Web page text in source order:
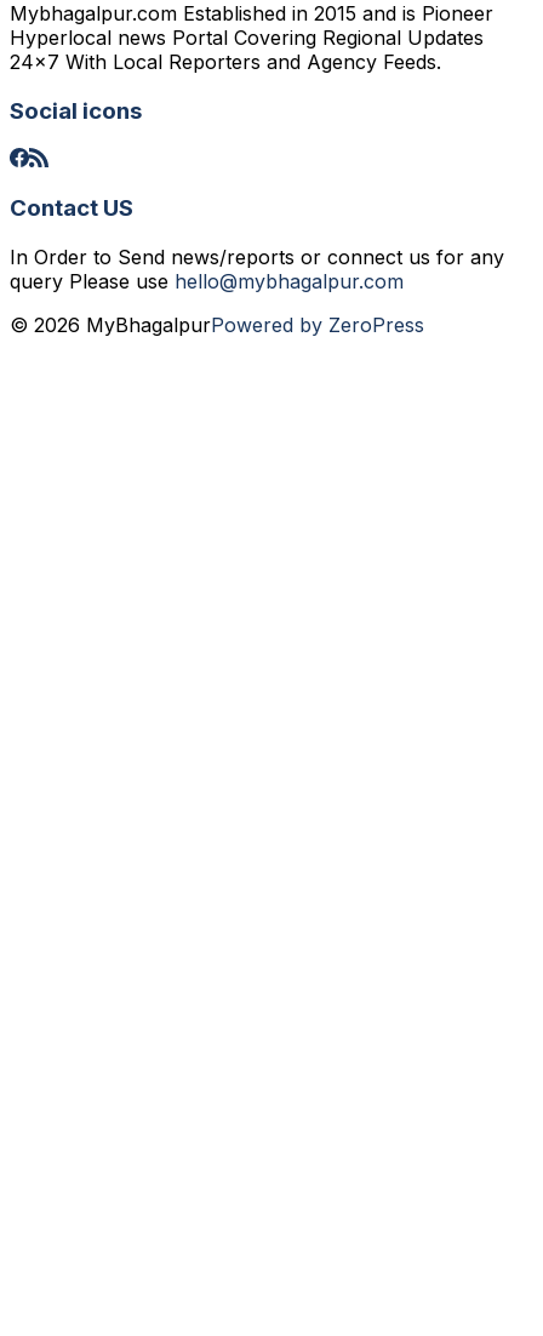
Mybhagalpur.com Established in 2015 and is Pioneer
Hyperlocal news Portal Covering Regional Updates
24x7 With Local Reporters and Agency Feeds.
Social icons
Contact US
In Order to Send news/reports or connect us for any
query Please use hello@mybhagalpur.com
© 2026 MyBhagalpurPowered by ZeroPress